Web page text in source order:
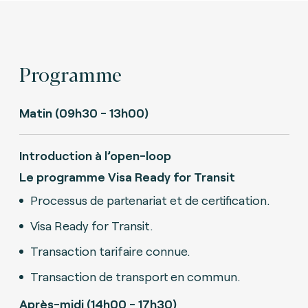
Programme
Matin (09h30 - 13h00)
Introduction à l’open-loop
Le programme Visa Ready for Transit
Processus de partenariat et de certification.
Visa Ready for Transit.
Transaction tarifaire connue.
Transaction de transport en commun.
Après-midi (14h00 - 17h30)